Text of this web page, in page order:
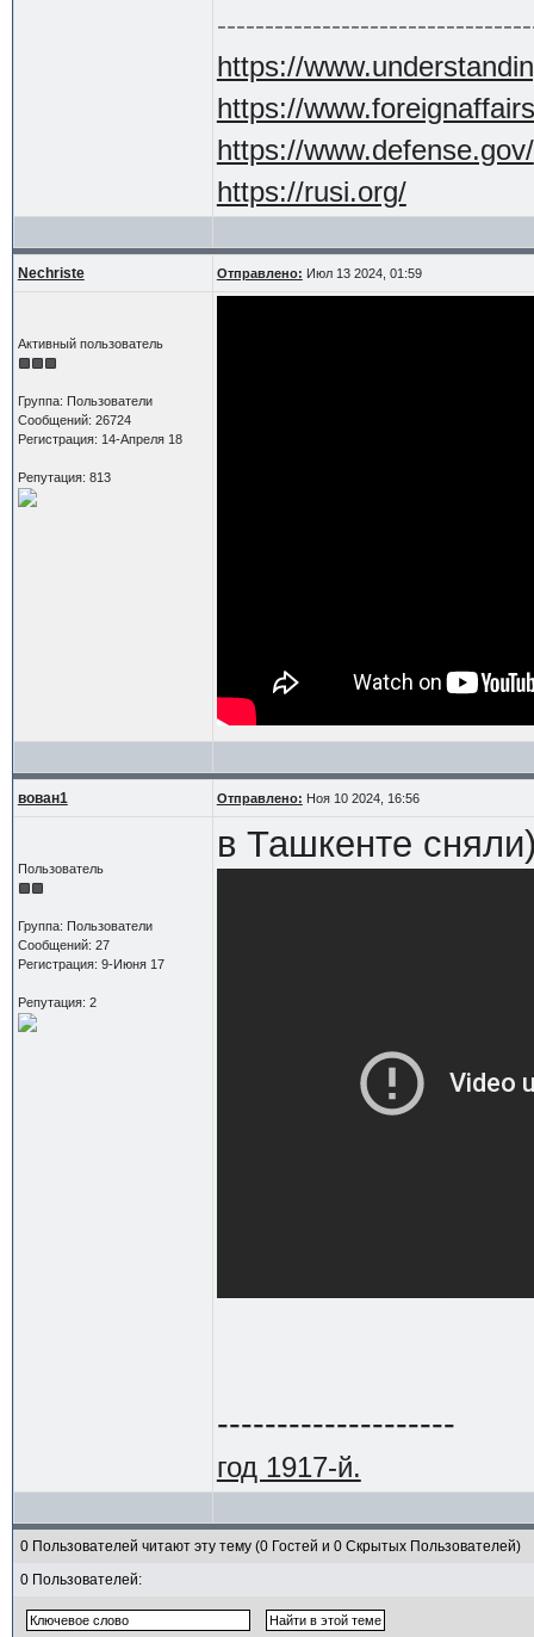
https://
https://
https://www.defense.gov/
https://rusi.org/
Nechriste Отправлено: Июл 13 2024, 01:59
Активный пользователь
Группа: Пользователи
Сообщений: 26724
Регистрация: 14-Апреля 18
Репутация: 813
вован1 Отправлено: Ноя 10 2024, 16:56
Пользователь
Группа: Пользователи
Сообщений: 27
Регистрация: 9-Июня 17
Репутация: 2
в Ташкенте
--------------------
год 1917-й.
0 Пользователей читают эту тему (0 Гостей и 0 Скрытых Пользователей)
0 Пользователей: